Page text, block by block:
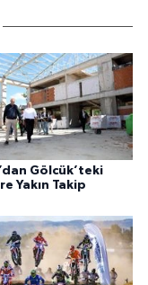
Gölcük’teki
Yakın Takip